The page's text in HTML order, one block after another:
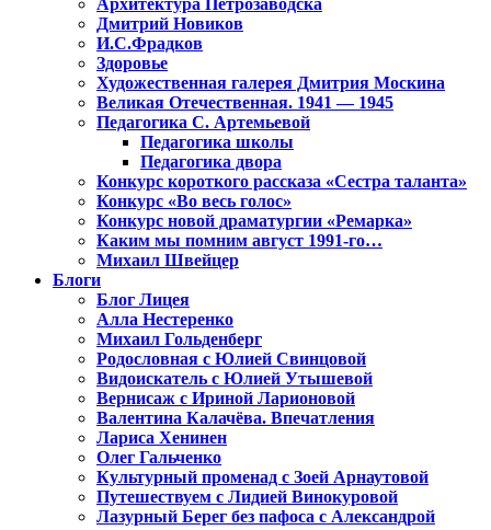
Архитектура Петрозаводска
Дмитрий Новиков
И.С.Фрадков
Здоровье
Художественная галерея Дмитрия Москина
Великая Отечественная. 1941 — 1945
Педагогика С. Артемьевой
Педагогика школы
Педагогика двора
Конкурс короткого рассказа «Сестра таланта»
Конкурс «Во весь голос»
Конкурс новой драматургии «Ремарка»
Каким мы помним август 1991-го…
Михаил Швейцер
Блоги
Блог Лицея
Алла Нестеренко
Михаил Гольденберг
Родословная с Юлией Свинцовой
Видоискатель с Юлией Утышевой
Вернисаж с Ириной Ларионовой
Валентина Калачёва. Впечатления
Лариса Хенинен
Олег Гальченко
Культурный променад с Зоей Арнаутовой
Путешествуем с Лидией Винокуровой
Лазурный Берег без пафоса с Александрой